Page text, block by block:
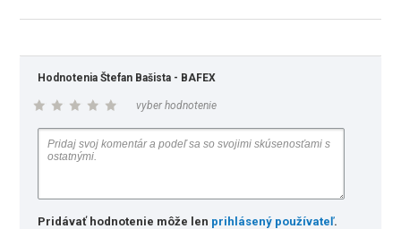
Hodnotenia Štefan Bašista - BAFEX
vyber hodnotenie
Pridávať hodnotenie môže len prihlásený používateľ.